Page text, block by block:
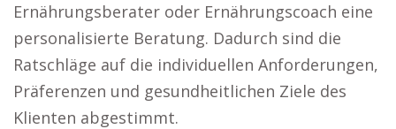
Ernährungsberater oder Ernährungscoach eine
personalisierte Beratung. Dadurch sind die
Ratschläge auf die individuellen Anforderungen,
Präferenzen und gesundheitlichen Ziele des
Klienten abgestimmt.